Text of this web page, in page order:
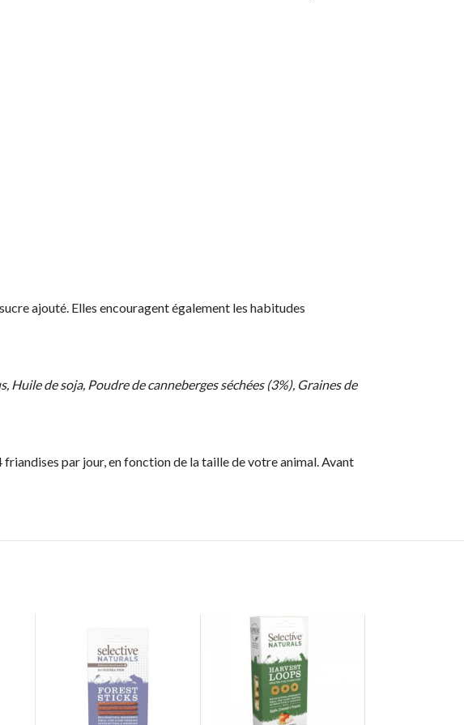
ajouté. Elles encouragent également les habitudes
de soja, Poudre de canneberges séchées (3%), Graines de
par jour, en fonction de la taille de votre animal. Avant